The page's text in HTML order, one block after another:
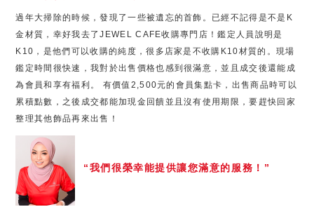
過年大掃除的時候，發現了一些被遺忘的首飾。已經不記得是不是K
金材質，幸好我去了JEWEL CAFE收購專門店！鑑定人員說明是
K10，是他們可以收購的純度，很多店家是不收購K10材質的。現場
鑑定時間很快速，我對於出售價格也感到很滿意，並且成交後還能成
為會員和享有福利。 有價值2,500元的會員集點卡，出售商品時可以
累積點數，之後成交都能加現金回饋並且沒有使用期限，要趕快回家
整理其他飾品再來出售！
“我們很榮幸能提供讓您滿意的服務！”